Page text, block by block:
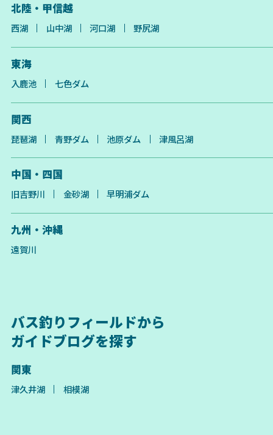
北陸・甲信越
西湖 山中湖 河口湖 野尻湖
東海
入鹿池 七色ダム
関西
琵琶湖 青野ダム 池原ダム 津風呂湖
中国・四国
旧吉野川 金砂湖 早明浦ダム
九州・沖縄
遠賀川
バス釣りフィールドから
ガイドブログを探す
関東
津久井湖 相模湖